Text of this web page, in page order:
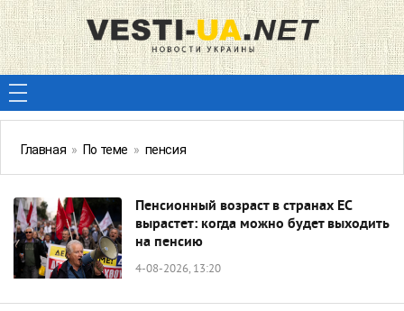
Главная » По теме » пенсия
Пенсионный возраст в странах ЕС
вырастет: когда можно будет выходить
на пенсию
4-08-2026, 13:20